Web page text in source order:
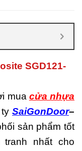
gỗ
cửa
Nơi bán
uy tín,
SGD121-
mua cửa nhựa
SaiGonDoor–
sản phẩm tốt
nhất cho